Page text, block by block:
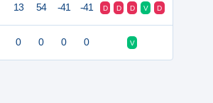
13 54 -41 -41 D D D V D
0 0 0 0 V